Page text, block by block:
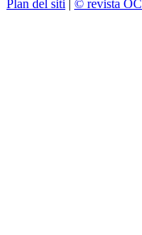
Plan del siti | © revista OC